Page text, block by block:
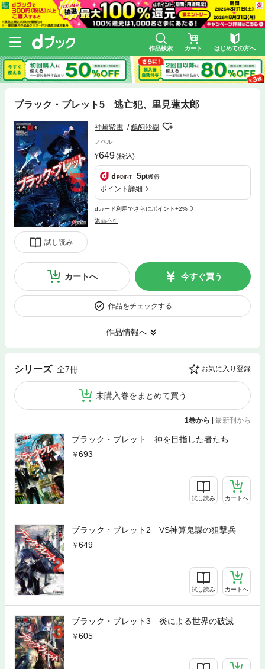
作品検索 カート はじめての方へ
ブラック・ブレット5 逃亡犯、里見蓮太郎
試し読み
神崎紫電 鵜飼沙樹
ノベル
649(税込)
5pt獲得
ポイント詳細
dカード利用でさらにポイント+2%
返品不可
カートへ 今すぐ買う
作品をチェックする
作品情報へ
シリーズ 全7冊 お気に入り登録
未購入巻をまとめて買う
1巻から | 最新刊から
ブラック・ブレット 神を目指した者たち
693
試し読み カートへ
ブラック・ブレット2 VS神算鬼謀の狙撃兵
649
試し読み カートへ
ブラック・ブレット3 炎による世界の破滅
605